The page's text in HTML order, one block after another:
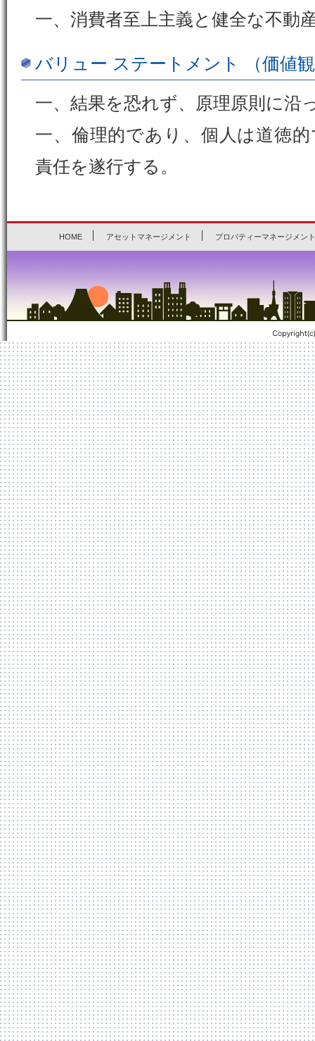
一、消費者至上主義と健全な不動
バリュー ステートメント （価値
一、結果を恐れず、原理原則に沿
一、倫理的であり、個人は道徳
責任を遂行する。
HOME アセットマネージメント プロパティーマネージメント